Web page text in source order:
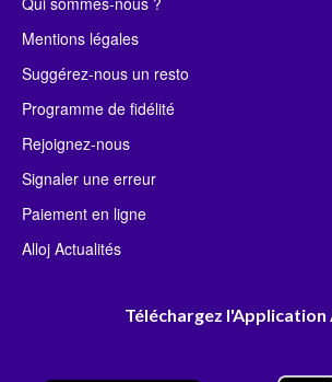
Mentions légales
Suggérez-nous un resto
Programme de fidélité
Rejoignez-nous
Signaler une erreur
Paiement en ligne
Alloj Actualités
Téléchargez l'Application